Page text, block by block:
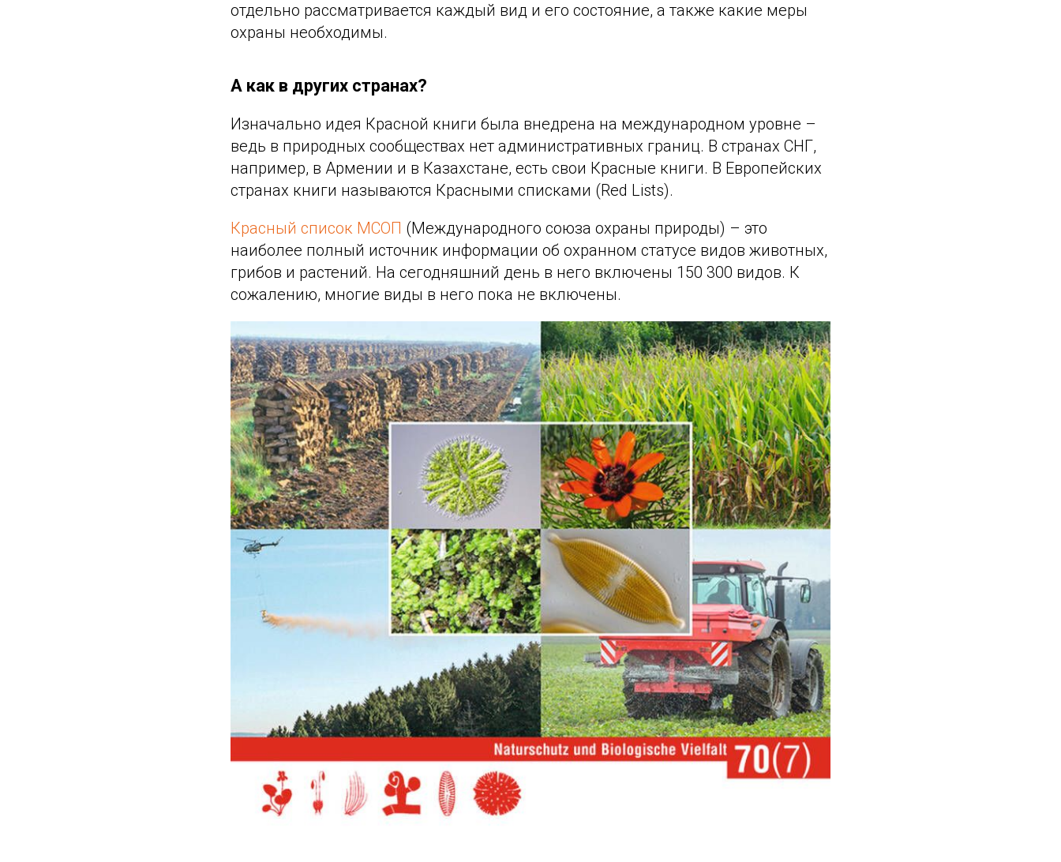
отдельно рассматривается каждый вид и его состояние, а также какие меры
охраны необходимы.
А как в других странах?
Изначально идея Красной книги была внедрена на международном уровне –
ведь в природных сообществах нет административных границ. В странах СНГ,
например, в Армении и в Казахстане, есть свои Красные книги. В Европейских
странах книги называются Красными списками (Red Lists).
Красный список МСОП (Международного союза охраны природы) – это
наиболее полный источник информации об охранном статусе видов животных,
грибов и растений. На сегодняшний день в него включены 150 300 видов. К
сожалению, многие виды в него пока не включены.